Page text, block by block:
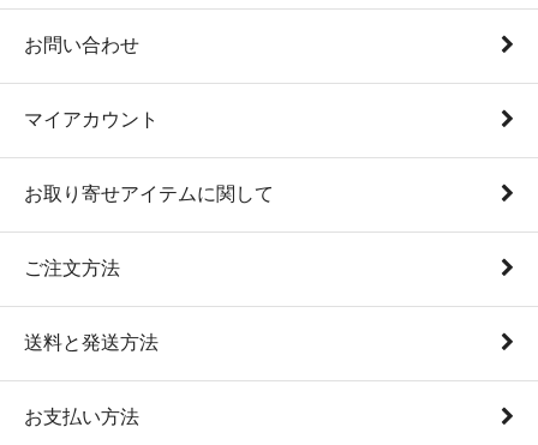
お問い合わせ
マイアカウント
お取り寄せアイテムに関して
ご注文方法
送料と発送方法
お支払い方法